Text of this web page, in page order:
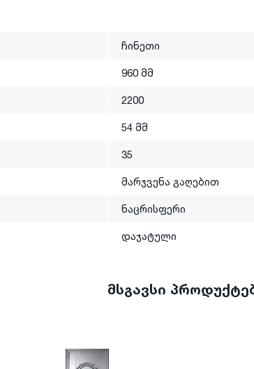
ჩინეთი
960 მმ
2200
54 მმ
35
მარჯვენა გაღებით
ნაცრისფერი
დაჯატული
მსგავსი